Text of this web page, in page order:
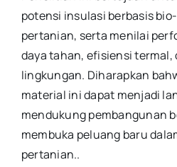
potensi insulasi berbasis
pertanian, serta menilai
daya tahan, efisiensi termal,
lingkungan. Diharapkan
material ini dapat menjadi
mendukung pembangunan
membuka peluang baru
pertanian..